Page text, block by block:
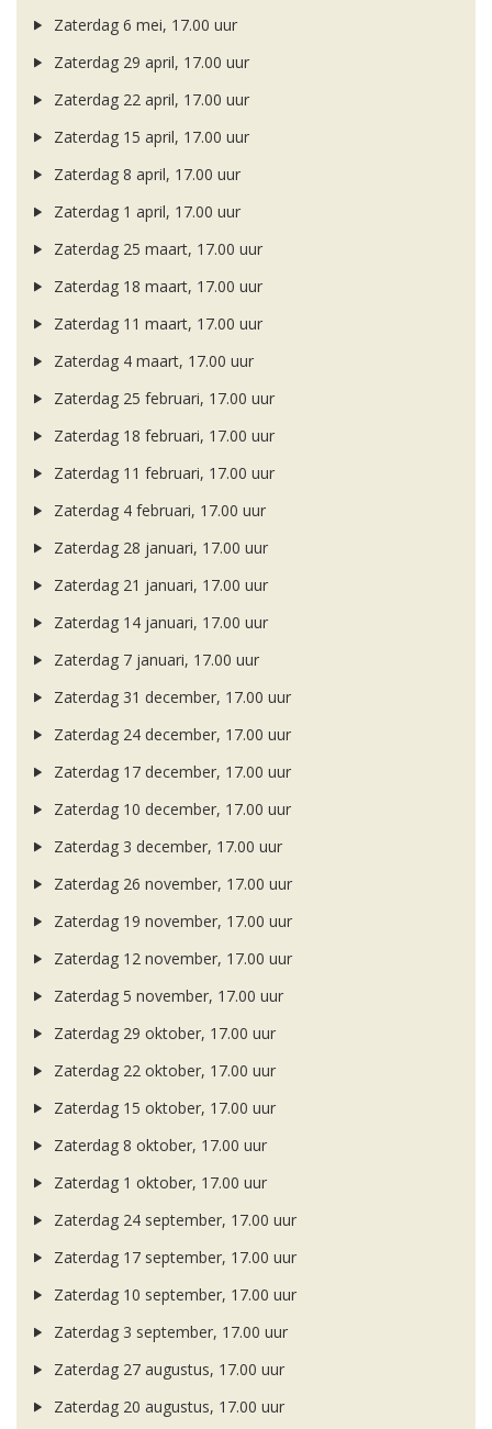
Zaterdag 6 mei, 17.00 uur
Zaterdag 29 april, 17.00 uur
Zaterdag 22 april, 17.00 uur
Zaterdag 15 april, 17.00 uur
Zaterdag 8 april, 17.00 uur
Zaterdag 1 april, 17.00 uur
Zaterdag 25 maart, 17.00 uur
Zaterdag 18 maart, 17.00 uur
Zaterdag 11 maart, 17.00 uur
Zaterdag 4 maart, 17.00 uur
Zaterdag 25 februari, 17.00 uur
Zaterdag 18 februari, 17.00 uur
Zaterdag 11 februari, 17.00 uur
Zaterdag 4 februari, 17.00 uur
Zaterdag 28 januari, 17.00 uur
Zaterdag 21 januari, 17.00 uur
Zaterdag 14 januari, 17.00 uur
Zaterdag 7 januari, 17.00 uur
Zaterdag 31 december, 17.00 uur
Zaterdag 24 december, 17.00 uur
Zaterdag 17 december, 17.00 uur
Zaterdag 10 december, 17.00 uur
Zaterdag 3 december, 17.00 uur
Zaterdag 26 november, 17.00 uur
Zaterdag 19 november, 17.00 uur
Zaterdag 12 november, 17.00 uur
Zaterdag 5 november, 17.00 uur
Zaterdag 29 oktober, 17.00 uur
Zaterdag 22 oktober, 17.00 uur
Zaterdag 15 oktober, 17.00 uur
Zaterdag 8 oktober, 17.00 uur
Zaterdag 1 oktober, 17.00 uur
Zaterdag 24 september, 17.00 uur
Zaterdag 17 september, 17.00 uur
Zaterdag 10 september, 17.00 uur
Zaterdag 3 september, 17.00 uur
Zaterdag 27 augustus, 17.00 uur
Zaterdag 20 augustus, 17.00 uur